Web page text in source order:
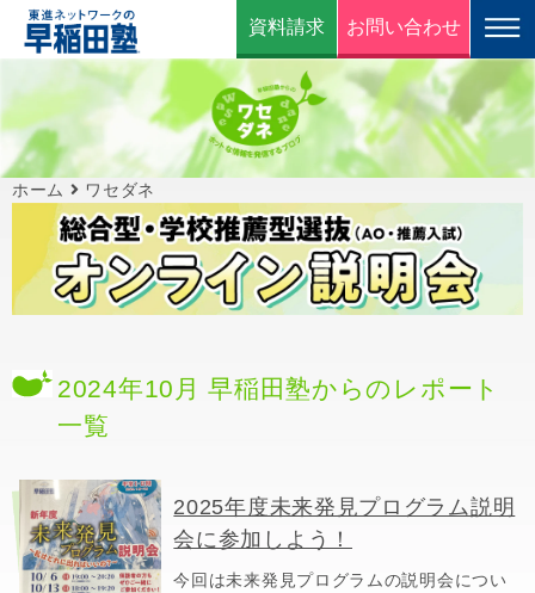
資料請求 お問い合わせ
ホーム ワセダネ
2024年10月 早稲田塾からのレポート
一覧
2025年度未来発見プログラム説明
会に参加しよう！
今回は未来発見プログラムの説明会につい